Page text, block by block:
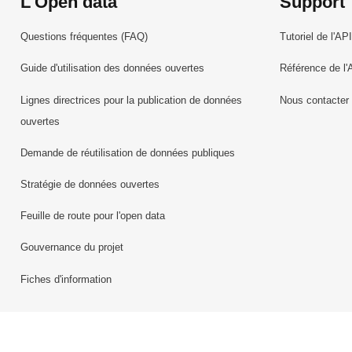
Questions fréquentes (FAQ)
Guide d'utilisation des données ouvertes
Lignes directrices pour la publication de données
ouvertes
Demande de réutilisation de données publiques
Stratégie de données ouvertes
Feuille de route pour l'open data
Gouvernance du projet
Fiches d'information
Tutoriel de l'API
Référence de
Nous contacter